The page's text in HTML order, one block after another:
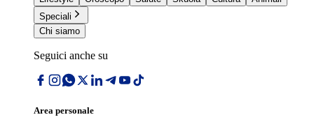
Speciali
Chi siamo
Seguici anche su
Area personale